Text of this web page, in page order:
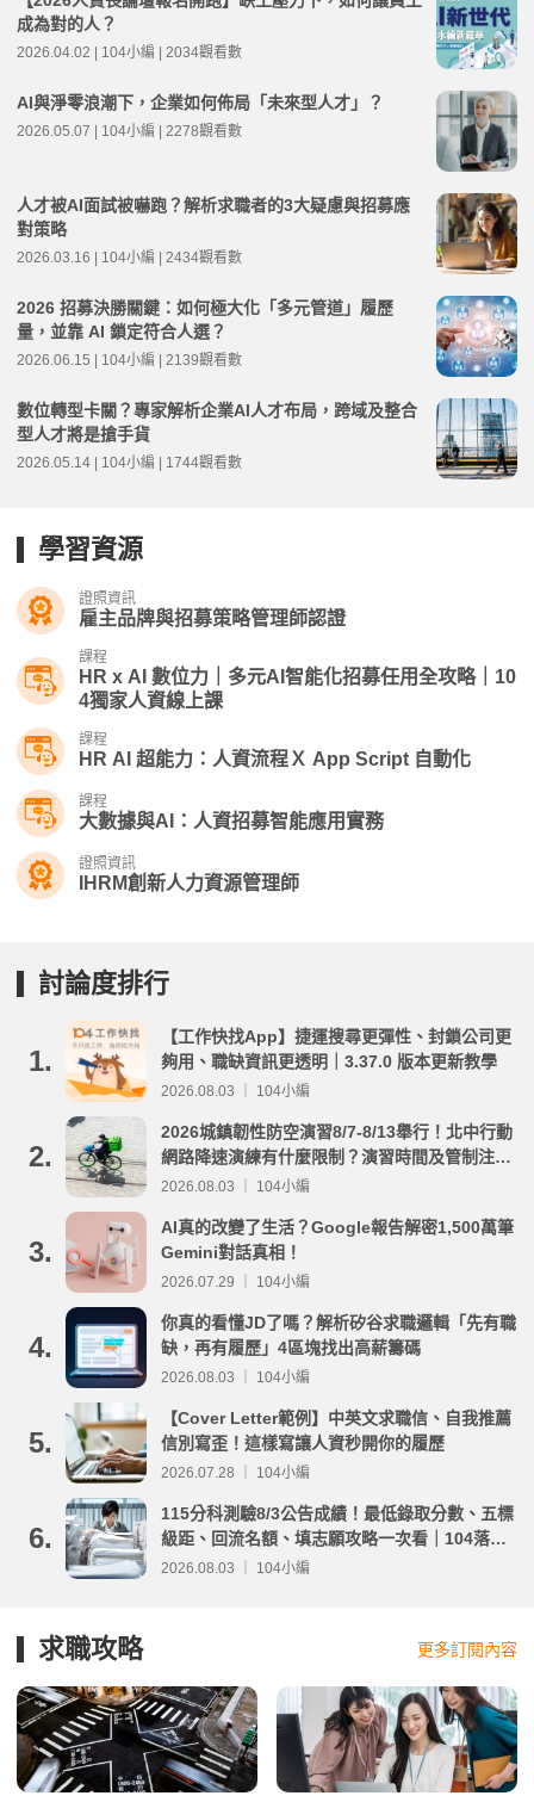
成為對的人？
2026.04.02 | 104小編 | 2034觀看數
AI與淨零浪潮下，企業如何佈局「未來型人才」？
2026.05.07 | 104小編 | 2278觀看數
人才被AI面試被嚇跑？解析求職者的3大疑慮與招募應
對策略
2026.03.16 | 104小編 | 2434觀看數
2026 招募決勝關鍵：如何極大化「多元管道」履歷
量，並靠 AI 鎖定符合人選？
2026.06.15 | 104小編 | 2139觀看數
數位轉型卡關？專家解析企業AI人才布局，跨域及整合
型人才將是搶手貨
2026.05.14 | 104小編 | 1744觀看數
學習資源
證照資訊
雇主品牌與招募策略管理師認證
課程
HR x AI 數位力｜多元AI智能化招募任用全攻略｜10
4獨家人資線上課
課程
HR AI 超能力：人資流程Ｘ App Script 自動化
課程
大數據與AI：人資招募智能應用實務
證照資訊
IHRM創新人力資源管理師
討論度排行
1.
【工作快找App】捷運搜尋更彈性、封鎖公司更
夠用、職缺資訊更透明｜3.37.0 版本更新教學
2026.08.03 ｜ 104小編
2.
2026城鎮韌性防空演習8/7-8/13舉行！北中行動
網路降速演練有什麼限制？演習時間及管制注意
事項整理
2026.08.03 ｜ 104小編
3.
AI真的改變了生活？Google報告解密1,500萬筆
Gemini對話真相！
2026.07.29 ｜ 104小編
4.
你真的看懂JD了嗎？解析矽谷求職邏輯「先有職
缺，再有履歷」4區塊找出高薪籌碼
2026.08.03 ｜ 104小編
5.
【Cover Letter範例】中英文求職信、自我推薦
信別寫歪！這樣寫讓人資秒開你的履歷
2026.07.28 ｜ 104小編
6.
115分科測驗8/3公告成績！最低錄取分數、五標
級距、回流名額、填志願攻略一次看｜104落點
分析
2026.08.03 ｜ 104小編
求職攻略 更多訂閱內容